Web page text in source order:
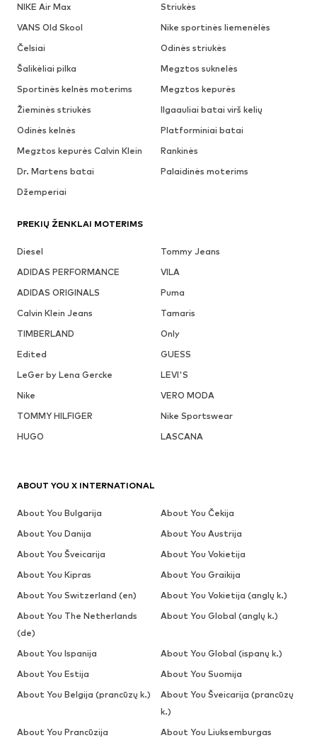
NIKE Air Max
Striukės
VANS Old Skool
Nike sportinės liemenėlės
Čelsiai
Odinės striukės
Šalikėliai pilka
Megztos suknelės
Sportinės kelnės moterims
Megztos kepurės
Žieminės striukės
Ilgaauliai batai virš kelių
Odinės kelnės
Platforminiai batai
Megztos kepurės Calvin Klein
Rankinės
Dr. Martens batai
Palaidinės moterims
Džemperiai
PREKIŲ ŽENKLAI MOTERIMS
Diesel
Tommy Jeans
ADIDAS PERFORMANCE
VILA
ADIDAS ORIGINALS
Puma
Calvin Klein Jeans
Tamaris
TIMBERLAND
Only
Edited
GUESS
LeGer by Lena Gercke
LEVI'S
Nike
VERO MODA
TOMMY HILFIGER
Nike Sportswear
HUGO
LASCANA
ABOUT YOU X INTERNATIONAL
About You Bulgarija
About You Čekija
About You Danija
About You Austrija
About You Šveicarija
About You Vokietija
About You Kipras
About You Graikija
About You Switzerland (en)
About You Vokietija (anglų k.)
About You The Netherlands
(de)
About You Global (anglų k.)
About You Ispanija
About You Global (ispanų k.)
About You Estija
About You Suomija
About You Belgija (prancūzų k.)
About You Šveicarija (prancūzų
k.)
About You Prancūzija
About You Liuksemburgas